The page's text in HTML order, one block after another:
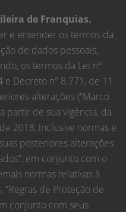
de Franquias.
e entender os termos da
de dados pessoais,
os termos da Lei nº
Decreto nº 8.771, de 11
alterações (“Marco
partir de sua vigência, da
2018, inclusive normas e
posteriores alterações
em conjunto com o
normas relativas à
de Proteção de
conjunto com seus